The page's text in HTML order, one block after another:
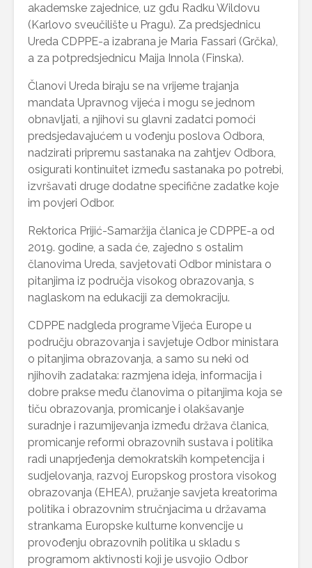
akademske zajednice, uz gđu Radku Wildovu
(Karlovo sveučilište u Pragu). Za predsjednicu
Ureda CDPPE-a izabrana je Maria Fassari (Grčka),
a za potpredsjednicu Maija Innola (Finska).
Članovi Ureda biraju se na vrijeme trajanja
mandata Upravnog vijeća i mogu se jednom
obnavljati, a njihovi su glavni zadatci pomoći
predsjedavajućem u vođenju poslova Odbora,
nadzirati pripremu sastanaka na zahtjev Odbora,
osigurati kontinuitet između sastanaka po potrebi,
izvršavati druge dodatne specifične zadatke koje
im povjeri Odbor.
Rektorica Prijić-Samaržija članica je CDPPE-a od
2019. godine, a sada će, zajedno s ostalim
članovima Ureda, savjetovati Odbor ministara o
pitanjima iz područja visokog obrazovanja, s
naglaskom na edukaciji za demokraciju.
CDPPE nadgleda programe Vijeća Europe u
području obrazovanja i savjetuje Odbor ministara
o pitanjima obrazovanja, a samo su neki od
njihovih zadataka: razmjena ideja, informacija i
dobre prakse među članovima o pitanjima koja se
tiču obrazovanja, promicanje i olakšavanje
suradnje i razumijevanja između država članica,
promicanje reformi obrazovnih sustava i politika
radi unaprjeđenja demokratskih kompetencija i
sudjelovanja, razvoj Europskog prostora visokog
obrazovanja (EHEA), pružanje savjeta kreatorima
politika i obrazovnim stručnjacima u državama
strankama Europske kulturne konvencije u
provođenju obrazovnih politika u skladu s
programom aktivnosti koji je usvojio Odbor